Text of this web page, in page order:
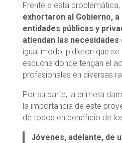
Frente a esta problemática,
exhortaron al Gobierno, a
entidades públicas y
atiendan las
igual modo, pidieron que
escucha donde tengan el
profesionales en diversas
Por su parte, la primera
la importancia de este
de todos en beneficio de
Jóvenes, adelante, de